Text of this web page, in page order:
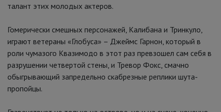
талант этих молодых актеров.
Гомерически смешных персонажей, Калибана и Тринкуло,
играют ветераны «Глобуса» – Джеймс Гарнон, который в
роли чумазого Квазимодо в этот раз превзошел сам себя в
разрушении четвертой стены, и Тревор Фокс, смачно
обыгрывающий запредельно скабрезные реплики шута-
пропойцы.